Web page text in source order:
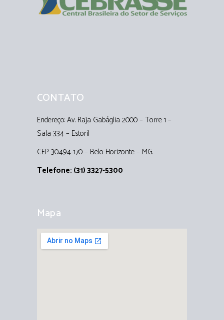
CONTATO
Endereço: Av. Raja Gabáglia 2000 – Torre 1 –
Sala 334 – Estoril
CEP 30.494-170 – Belo Horizonte – MG.
Telefone: (31) 3327-5300
Mapa